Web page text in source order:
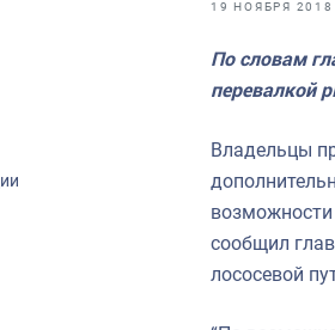
Большая африканская
События в России и мире
19 НОЯБРЯ 2018
По словам
перевалкой
Владельцы
возможности
сообщил
лососевой